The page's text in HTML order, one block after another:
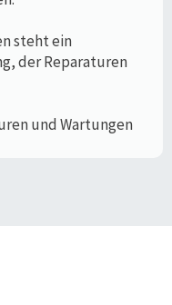
steht ein
der Reparaturen
und Wartungen